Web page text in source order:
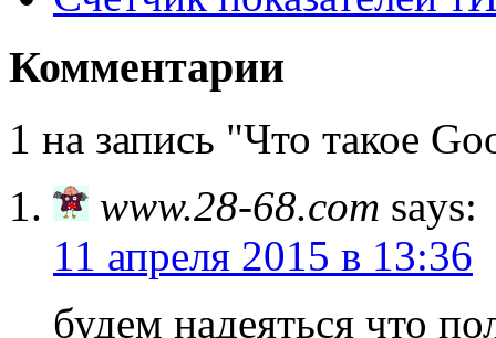
Комментарии
1 на запись "Что такое
www.28-68.com says:
11 апреля 2015 в 13:36
будем надеяться что